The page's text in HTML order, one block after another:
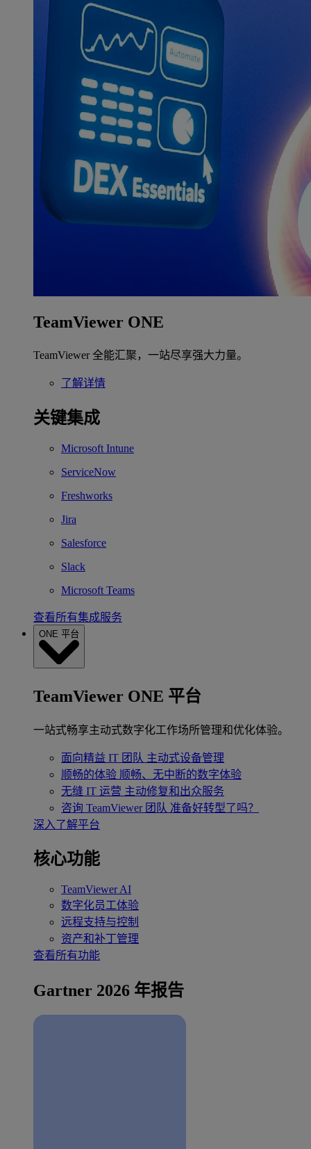
TeamViewer ONE
TeamViewer 全能汇聚，一站尽享强大力量。
了解详情
关键集成
Microsoft Intune
ServiceNow
Freshworks
Jira
Salesforce
Slack
Microsoft Teams
查看所有集成服务
ONE 平台
TeamViewer ONE 平台
一站式畅享主动式数字化工作场所管理和优化体验。
面向精益 IT 团队 主动式设备管理
顺畅的体验 顺畅、无中断的数字体验
无缝 IT 运营 主动修复和出众服务
咨询 TeamViewer 团队 准备好转型了吗？
深入了解平台
核心功能
TeamViewer AI
数字化员工体验
远程支持与控制
资产和补丁管理
查看所有功能
Gartner 2026 年报告